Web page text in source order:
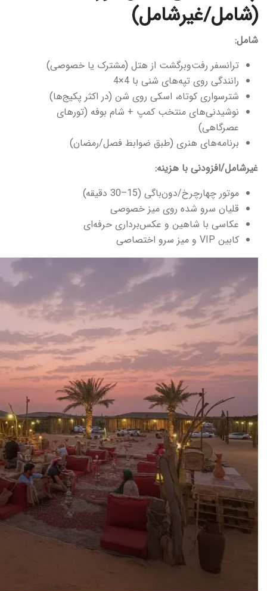
(شامل/غیرشامل)
شامل:
ترانسفر رفت‌وبرگشت از هتل (مشترک یا خصوصی)
رانندگی روی تپه‌های شنی با 4×4
شترسواری کوتاه، اسکی روی شن (در اکثر پکیج‌ها)
نوشیدنی‌های منتخب کمپ + شام بوفه (تورهای
عصرگاهی)
برنامه‌های هنری (طبق ضوابط فصل/رمضان)
غیرشامل/افزودنی با هزینه:
موتور چهارچرخ/دون‌باگی (15–30 دقیقه)
قلیان سرو شده روی میز خصوصی
عکاسی با شاهین و عکس‌برداری حرفه‌ای
کابین VIP و میز سرو اختصاصی